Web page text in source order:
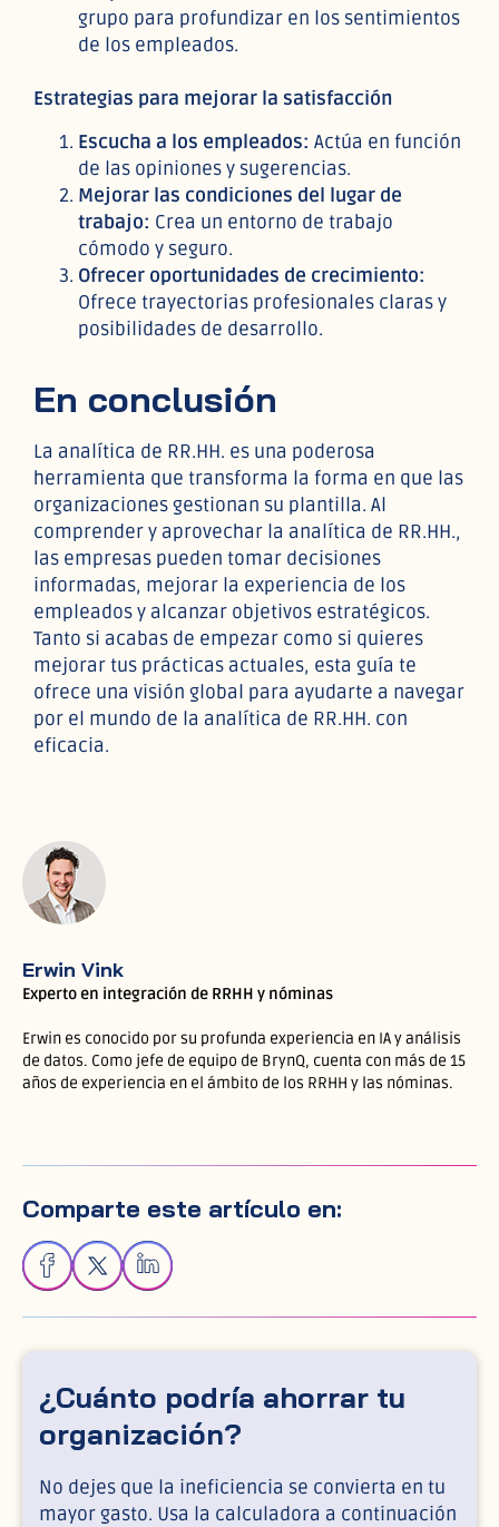
grupo para profundizar en los sentimientos
de los empleados.
Estrategias para mejorar la satisfacción
Escucha a los empleados: Actúa en función
de las opiniones y sugerencias.
Mejorar las condiciones del lugar de
trabajo: Crea un entorno de trabajo
cómodo y seguro.
Ofrecer oportunidades de crecimiento:
Ofrece trayectorias profesionales claras y
posibilidades de desarrollo.
En conclusión
La analítica de RR.HH. es una poderosa
herramienta que transforma la forma en que las
organizaciones gestionan su plantilla. Al
comprender y aprovechar la analítica de RR.HH.,
las empresas pueden tomar decisiones
informadas, mejorar la experiencia de los
empleados y alcanzar objetivos estratégicos.
Tanto si acabas de empezar como si quieres
mejorar tus prácticas actuales, esta guía te
ofrece una visión global para ayudarte a navegar
por el mundo de la analítica de RR.HH. con
eficacia.
Erwin Vink
Experto en integración de RRHH y nóminas
Erwin es conocido por su profunda experiencia en IA y análisis
de datos. Como jefe de equipo de BrynQ, cuenta con más de 15
años de experiencia en el ámbito de los RRHH y las nóminas.
Comparte este artículo en:
¿Cuánto podría ahorrar tu
organización?
No dejes que la ineficiencia se convierta en tu
mayor gasto. Usa la calculadora a continuación